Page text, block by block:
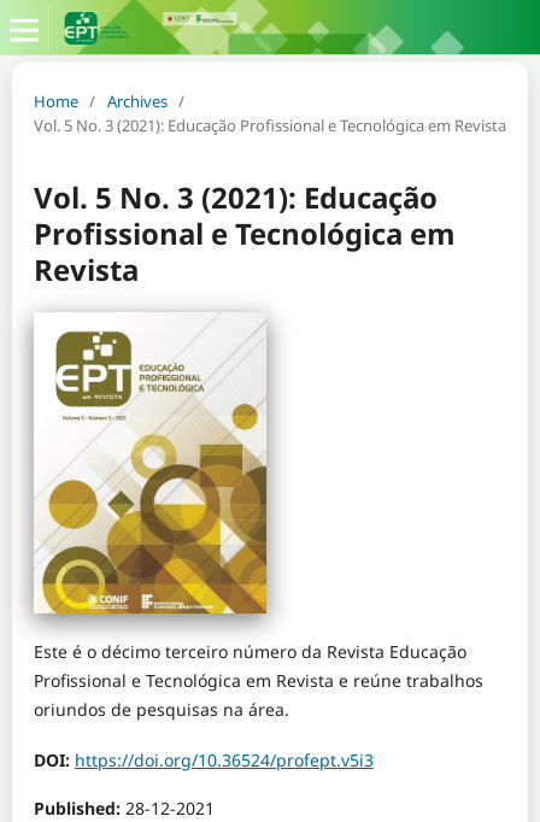
Home / Archives /
Vol. 5 No. 3 (2021): Educação Profissional e Tecnológica em Revista
Vol. 5 No. 3 (2021): Educação
Profissional e Tecnológica em
Revista
Este é o décimo terceiro número da Revista Educação
Profissional e Tecnológica em Revista e reúne trabalhos
oriundos de pesquisas na área.
DOI: https://doi.org/10.36524/profept.v5i3
Published: 28-12-2021